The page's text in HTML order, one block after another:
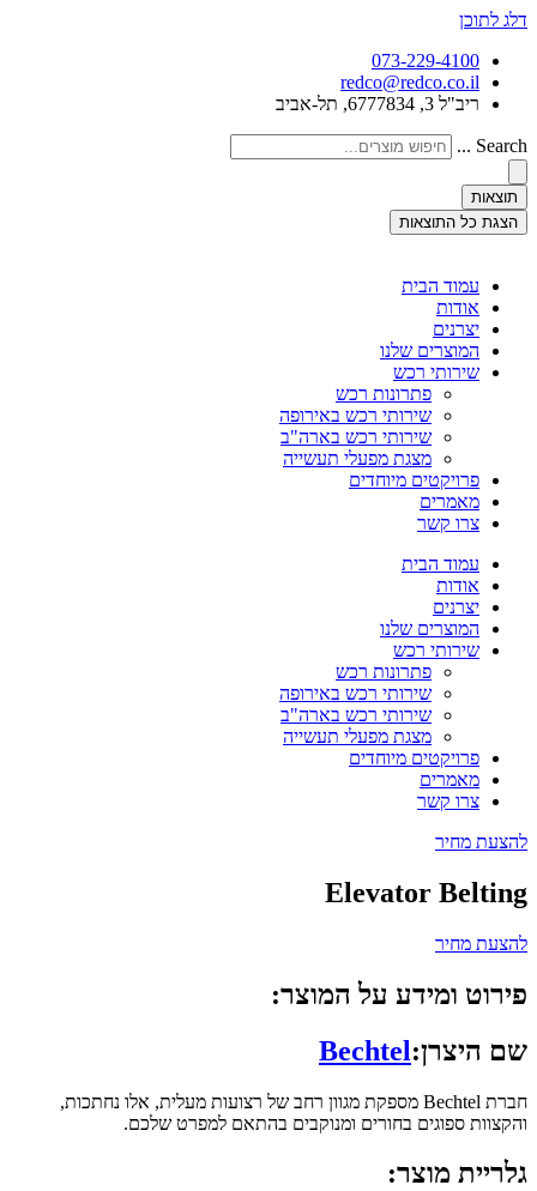
דלג לתוכן
073-229-4100
redco@redco.co.il
ריב"ל 3, 6777834, תל-אביב
Search ...
תוצאות
הצגת כל התוצאות
עמוד הבית
אודות
יצרנים
המוצרים שלנו
שירותי רכש
פתרונות רכש
שירותי רכש באירופה
שירותי רכש בארה"ב
מצגת מפעלי תעשייה
פרויקטים מיוחדים
מאמרים
צרו קשר
עמוד הבית
אודות
יצרנים
המוצרים שלנו
שירותי רכש
פתרונות רכש
שירותי רכש באירופה
שירותי רכש בארה"ב
מצגת מפעלי תעשייה
פרויקטים מיוחדים
מאמרים
צרו קשר
להצעת מחיר
Elevator Belting
להצעת מחיר
פירוט ומידע על המוצר:
שם היצרן:Bechtel
חברת Bechtel מספקת מגוון רחב של רצועות מעלית, אלו נחתכות,
והקצוות ספוגים בחורים ומנוקבים בהתאם למפרט שלכם.
גלריית מוצר: